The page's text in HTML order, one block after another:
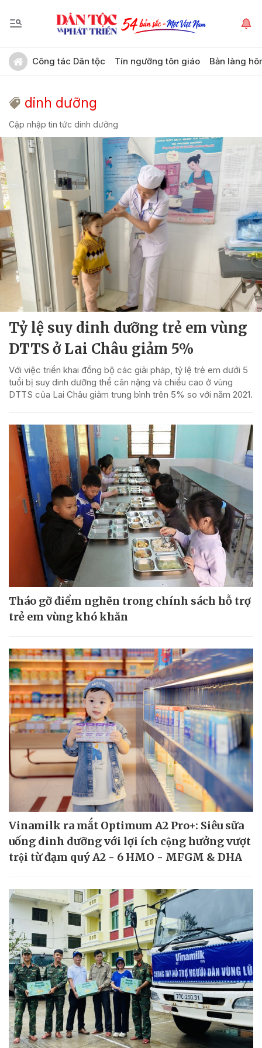
Công tác Dân tộc Tín ngưỡng tôn giáo Bản làng
dinh dưỡng
Cập nhập tin tức dinh dưỡng
Tỷ lệ suy dinh dưỡng trẻ em vùng
DTTS ở Lai Châu giảm 5%
Với việc triển khai đồng bộ các giải pháp, tỷ lệ trẻ em dưới 5
tuổi bị suy dinh dưỡng thể cân nặng và chiều cao ở vùng
DTTS của Lai Châu giảm trung bình trên 5% so với năm 2021.
Tháo gỡ điểm nghẽn trong chính sách hỗ trợ
trẻ em vùng khó khăn
Vinamilk ra mắt Optimum A2 Pro+: Siêu sữa
uống dinh dưỡng với lợi ích cộng hưởng vượt
trội từ đạm quý A2 - 6 HMO - MFGM & DHA